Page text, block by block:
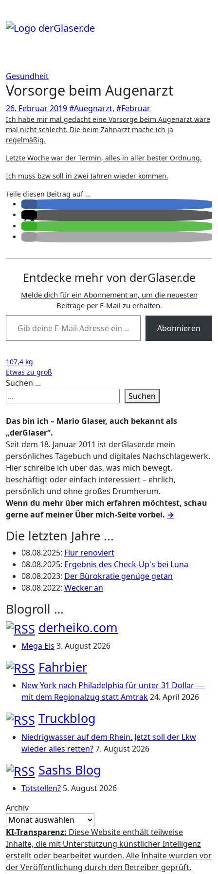
springen
Gesundheit
Vorsorge beim Augenarzt
26. Februar 2019#Auegnarzt, #Februar
Ich habe mir mal gedacht eine Vorsorge beim Augenarzt wäre
mal nicht schlecht. Die beim Zahnarzt mache ich ja
regelmäßig.
Letzte Woche war der Termin, alles in aller bester Ordnung.
Ich muss bzw soll in zwei Jahren wieder kommen.
Teile diesen Beitrag auf ...
Entdecke mehr von derGlaser.de
Melde dich für ein Abonnement an, um die neuesten
Beiträge per E-Mail zu erhalten.
Gib deine E-Mail-Adresse ein ...
Abonnieren
Beitragsnavigation
107,4 kg
Etwas zu groß
Suchen ...
Suchen
Das bin ich – Mario Glaser, auch bekannt als
„derGlaser“.
Seit dem 18. Januar 2011 ist derGlaser.de mein
persönliches Tagebuch und digitales Nachschlagewerk.
Hier schreibe ich über das, was mich bewegt,
beschäftigt oder einfach interessiert – ehrlich,
persönlich und ohne großes Drumherum.
Wenn du mehr über mich erfahren möchtest, schau
gerne auf meiner Über mich-Seite vorbei. →
Die letzten Jahre ...
08.08.2025: Flur renoviert
08.08.2025: Ergebnis des Check-Up's bei Luna
08.08.2023: Der Bürokratie genüge getan
08.08.2022: Wecker an
Blogroll …
derheiko.com
Mega Eis 3. August 2026
Fahrbier
New York nach Philadelphia für unter 31 Dollar —
mit dem Regionalzug statt Amtrak24. April 2026
Truckblog
Niedrigwasser auf dem Rhein. Jetzt soll der Lkw
wieder alles retten?7. August 2026
Sashs Blog
Totstellen? 5. August 2026
Archiv
KI-Transparenz: Diese Website enthält teilweise
Inhalte, die mit Unterstützung künstlicher Intelligenz
erstellt oder bearbeitet wurden. Alle Inhalte wurden vor
der Veröffentlichung durch den Betreiber geprüft.